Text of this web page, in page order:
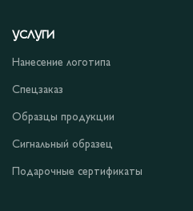
УСЛУГИ
Нанесение логотипа
Спецзаказ
Образцы продукции
Сигнальный образец
Подарочные сертификаты